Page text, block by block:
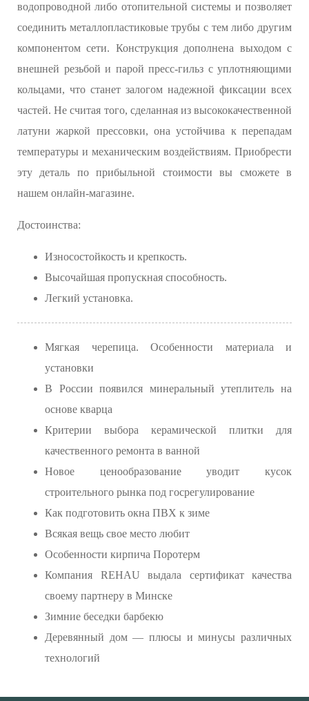
водопроводной либо отопительной системы и позволяет
соединить металлопластиковые трубы с тем либо другим
компонентом сети. Конструкция дополнена выходом с
внешней резьбой и парой пресс-гильз с уплотняющими
кольцами, что станет залогом надежной фиксации всех
частей. Не считая того, сделанная из высококачественной
латуни жаркой прессовки, она устойчива к перепадам
температуры и механическим воздействиям. Приобрести
эту деталь по прибыльной стоимости вы сможете в
нашем онлайн-магазине.
Достоинства:
Износостойкость и крепкость.
Высочайшая пропускная способность.
Легкий установка.
Мягкая черепица. Особенности материала и
установки
В России появился минеральный утеплитель на
основе кварца
Критерии выбора керамической плитки для
качественного ремонта в ванной
Новое ценообразование уводит кусок
строительного рынка под госрегулирование
Как подготовить окна ПВХ к зиме
Всякая вещь свое место любит
Особенности кирпича Поротерм
Компания REHAU выдала сертификат качества
своему партнеру в Минске
Зимние беседки барбекю
Деревянный дом — плюсы и минусы различных
технологий